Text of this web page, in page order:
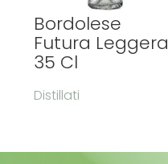
Bordolese
Futura Leggera
35 Cl
Distillati